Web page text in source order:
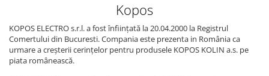
Kopos
KOPOS ELECTRO s.r.l. a fost înființată la 20.04.2000 la Registrul
Comertului din Bucuresti. Compania este prezenta in România ca
urmare a creșterii cerințelor pentru produsele KOPOS KOLIN a.s. pe
piata românească.